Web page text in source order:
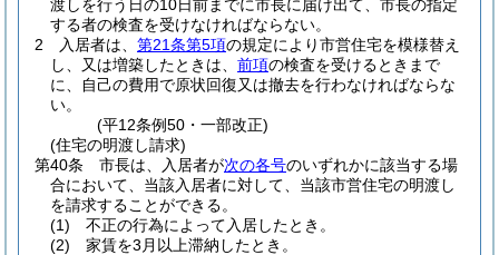
渡しを行う日の10日前までに市長に届け出て、市長の指定
する者の検査を受けなければならない。
2
入居者は、 第21条第5項の規定により市営住宅を模様替え
し、又は増築したときは、 前項の検査を受けるときまで
に、自己の費用で原状回復又は撤去を行わなければならな
い。
(平12条例50・一部改正)
(住宅の明渡し請求)
第40条
市長は、入居者が次の各号のいずれかに該当する場
合において、当該入居者に対して、当該市営住宅の明渡し
を請求することができる。
(1)
不正の行為によって入居したとき。
(2)
家賃を3月以上滞納したとき。